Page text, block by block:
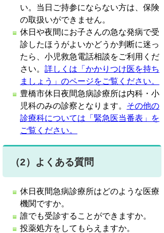
い。当日ご持参にならない方は、保険
の取扱いができません。
休日や夜間にお子さんの急な発病で受
診したほうがよいかどうか判断に迷っ
たら、 小児救急電話相談をご利用くだ
さい。 詳しくは「かかりつけ医を持ち
ましょう」のページをご覧ください。
豊橋市休日夜間急病診療所は内科・小
児科のみの診察となります。 その他の
診療科については「緊急医当番表」を
ご覧ください。
（2）よくある質問
休日夜間急病診療所はどのような医療
機関ですか。
誰でも受診することができますか。
投薬処方をしてもらえますか。